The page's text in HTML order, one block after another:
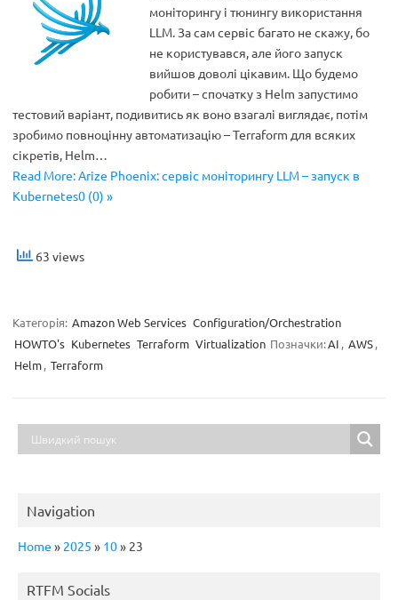
моніторингу і тюнингу використання
LLM. За сам сервіс багато не скажу, бо
не користувався, але його запуск
вийшов доволі цікавим. Що будемо
робити – спочатку з Helm запустимо
тестовий варіант, подивитись як воно взагалі виглядає, потім
зробимо повноцінну автоматизацію – Terraform для всяких
сікретів, Helm…
Read More: Arize Phoenix: сервіс моніторингу LLM – запуск в
Kubernetes0 (0) »
63 views
Категорія: Amazon Web Services Configuration/Orchestration
HOWTO's Kubernetes Terraform Virtualization Позначки:AI , AWS,
Helm, Terraform
Navigation
Home » 2025 » 10» 23
RTFM Socials